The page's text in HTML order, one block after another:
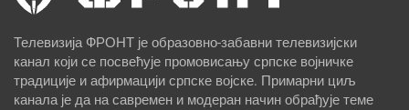
Телевизија ФРОНТ је образовно-забавни телевизијски
канал који се посвећује промовисању српске војничке
традиције и афирмацији српске војске. Примарни циљ
канала је да на савремен и модеран начин обрађује теме